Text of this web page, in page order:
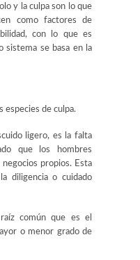
y la culpa son lo que
como factores de
con lo que es
sistema se basa en la
especies de culpa.
ligero, es la falta
que los hombres
propios. Esta
diligencia o cuidado
común que es el
o menor grado de